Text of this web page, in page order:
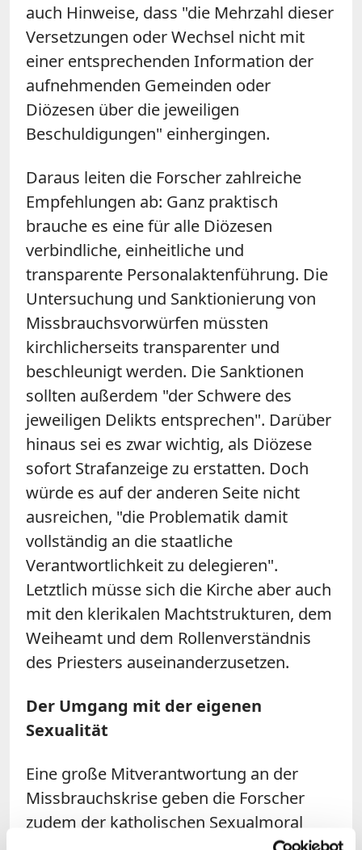
auch Hinweise, dass "die Mehrzahl dieser
Versetzungen oder Wechsel nicht mit
einer entsprechenden Information der
aufnehmenden Gemeinden oder
Diözesen über die jeweiligen
Beschuldigungen" einhergingen.
Daraus leiten die Forscher zahlreiche
Empfehlungen ab: Ganz praktisch
brauche es eine für alle Diözesen
verbindliche, einheitliche und
transparente Personalaktenführung. Die
Untersuchung und Sanktionierung von
Missbrauchsvorwürfen müssten
kirchlicherseits transparenter und
beschleunigt werden. Die Sanktionen
sollten außerdem "der Schwere des
jeweiligen Delikts entsprechen". Darüber
hinaus sei es zwar wichtig, als Diözese
sofort Strafanzeige zu erstatten. Doch
würde es auf der anderen Seite nicht
ausreichen, "die Problematik damit
vollständig an die staatliche
Verantwortlichkeit zu delegieren".
Letztlich müsse sich die Kirche aber auch
mit den klerikalen Machtstrukturen, dem
Weiheamt und dem Rollenverständnis
des Priesters auseinanderzusetzen.
Der Umgang mit der eigenen
Sexualität
Eine große Mitverantwortung an der
Missbrauchskrise geben die Forscher
zudem der katholischen Sexualmoral